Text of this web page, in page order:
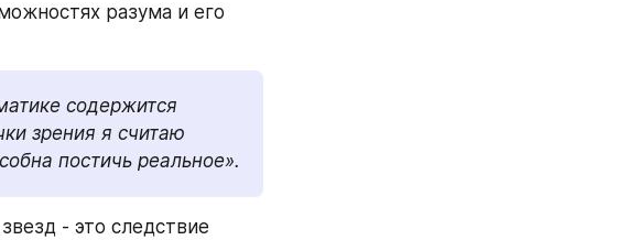
разума и его
содержится
зрения я считаю
постичь реальное».
- это следствие